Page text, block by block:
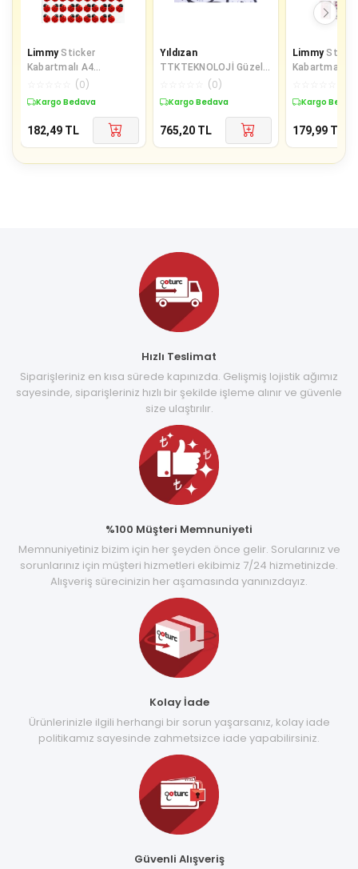
Limmy Sticker
Kabartmalı A4
boyutunda Stiker
(0)
Kargo Bedava
182,49 TL
Yıldızan
TTKTEKNOLOJİ Güzel
günlerde kullanın, yazılı
(0)
Kargo Bedava
765,20 TL
Limmy
Kabartmalı
Kargo
179,99 TL
Hızlı Teslimat
Siparişleriniz en kısa sürede kapınızda. Gelişmiş lojistik ağımız
sayesinde, siparişleriniz hızlı bir şekilde işleme alınır ve güvenle
size ulaştırılır.
%100 Müşteri Memnuniyeti
Memnuniyetiniz bizim için her şeyden önce gelir. Sorularınız ve
sorunlarınız için müşteri hizmetleri ekibimiz 7/24 hizmetinizde.
Alışveriş sürecinizin her aşamasında yanınızdayız.
Kolay İade
Ürünlerinizle ilgili herhangi bir sorun yaşarsanız, kolay iade
politikamız sayesinde zahmetsizce iade yapabilirsiniz.
Güvenli Alışveriş